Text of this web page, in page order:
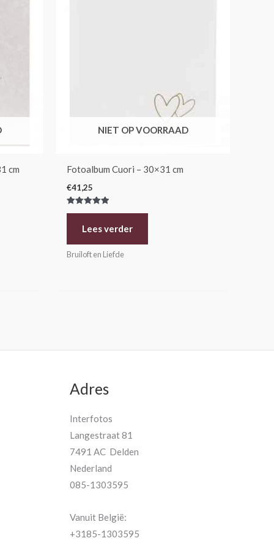
cm
NIET OP VOORRAAD
Fotoalbum Cuori – 30×31 cm
€41,25
Gewaardeerd
Lees verder
Bruiloft en Liefde
Adres
Interfotos
Langestraat 81
7491 AC Delden
Nederland
085-1303595
Vanuit België:
+3185-1303595